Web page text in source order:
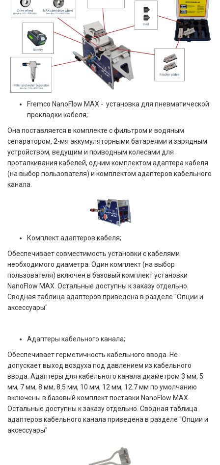
Fremco NanoFlow MAX - установка для пневматической
прокладки кабеля;
Она поставляется в комплекте с фильтром и водяным
сепаратором, 2-мя аккумуляторными батареями и зарядным
устройством, ведущим и приводным колесами для
проталкивания кабелей, одним комплектом адаптера кабеля
(на выбор пользователя) и комплектом адаптеров кабельного
канала.
Комплект адаптеров кабеля;
Обеспечивает совместимость установки с кабелями
необходимого диаметра. Один комплект (на выбор
пользователя) включен в базовый комплект установки
NanoFlow MAX. Остальные доступны к заказу отдельно.
Сводная таблица адаптеров приведена в разделе "Опции и
аксессуары"
Адаптеры кабельного канала;
Обеспечивает герметичность кабельного ввода. Не
допускает выход воздуха под давлением из кабельного
ввода. Адаптеры для кабельного канала диаметром 3 мм, 5
мм, 7 мм, 8 мм, 8.5 мм, 10 мм, 12 мм, 12.7 мм по умолчанию
включены в базовый комплект поставки NanoFlow MAX.
Остальные доступны к заказу отдельно. Сводная таблица
адаптеров кабельного канала приведена в разделе "Опции и
аксессуары"